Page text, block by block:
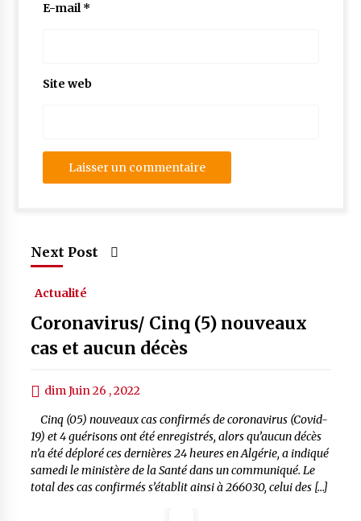
E-mail*
Site web
Next Post
Actualité
Coronavirus/ Cinq (5) nouveaux
cas et aucun décès
dim Juin 26 , 2022
Cinq (05) nouveaux cas confirmés de coronavirus (Covid-
19) et 4 guérisons ont été enregistrés, alors qu’aucun décès
n’a été déploré ces dernières 24 heures en Algérie, a indiqué
samedi le ministère de la Santé dans un communiqué. Le
total des cas confirmés s’établit ainsi à 266030, celui des […]